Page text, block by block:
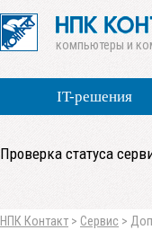
IT-решения
компьютеры и
Проверка статуса
НПК Контакт > Сервис >